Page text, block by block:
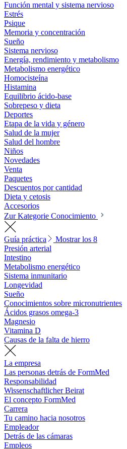
Función mental y sistema nervioso
Estrés
Psique
Memoria y concentración
Sueño
Sistema nervioso
Energía, rendimiento y metabolismo
Metabolismo energético
Homocisteína
Histamina
Equilibrio ácido-base
Sobrepeso y dieta
Deportes
Etapa de la vida y género
Salud de la mujer
Salud del hombre
Niños
Novedades
Venta
Paquetes
Descuentos por cantidad
Dieta y cetosis
Accesorios
Zur Kategorie Conocimiento
Guía práctica
Mostrar los 8
Presión arterial
Intestino
Metabolismo energético
Sistema inmunitario
Longevidad
Sueño
Conocimientos sobre micronutrientes
Ácidos grasos omega-3
Magnesio
Vitamina D
Causas de la falta de hierro
La empresa
Las personas detrás de FormMed
Responsabilidad
Wissenschaftlicher Beirat
El concepto FormMed
Carrera
Tu camino hacia nosotros
Empleador
Detrás de las cámaras
Empleos